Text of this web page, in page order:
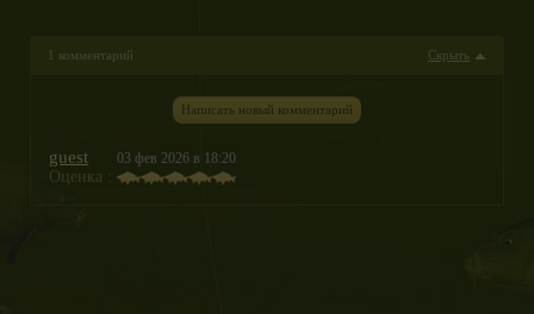
Скрыть
1 комментарий
Написать новый комментарий
guest 03 фев 2026 в 18:20
Оценка :